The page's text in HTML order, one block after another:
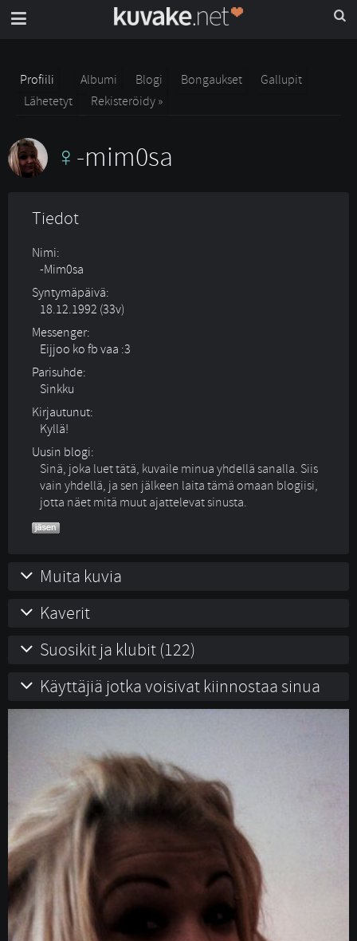
Profiili Albumi Blogi Bongaukset
Gallupit
Lähetetyt
Rekisteröidy »
-mim0sa
Tiedot
Nimi:
-Mim0sa
Syntymäpäivä:
18.12.1992 (33v)
Messenger:
Eijjoo ko fb vaa :3
Parisuhde:
Sinkku
Kirjautunut:
Kyllä!
Uusin blogi:
Sinä, joka luet tätä, kuvaile minua yhdellä sanalla. Siis
vain yhdellä, ja sen jälkeen laita tämä omaan blogiisi,
jotta näet mitä muut ajattelevat sinusta.
Muita kuvia
Kaverit
Suosikit ja klubit (122)
Käyttäjiä jotka voisivat kiinnostaa sinua